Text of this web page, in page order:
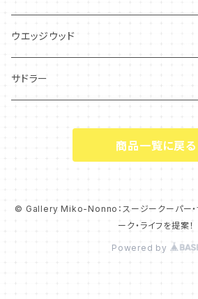
フレグランス
シーアネモネ
コーンポピー
エンドン
アクセサリー
ウエッジウッド
ジャスパー
サドラー
商品一覧に戻る
© Gallery Miko-Nonno：スージークーパー・サ
ーク・ライフを提案！
Powered by